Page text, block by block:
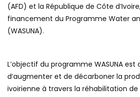
(AFD) et la République de Côte
financement du Programme Water
(WASUNA).
L’objectif du programme WASUNA est
d’augmenter et de décarboner la
ivoirienne à travers la réhabilitation de